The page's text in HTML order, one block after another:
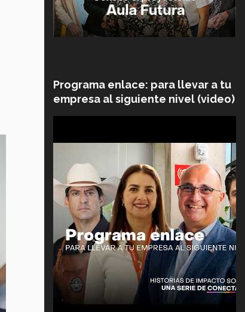
Programa enlace: para llevar a tu
empresa al siguiente nivel (video)